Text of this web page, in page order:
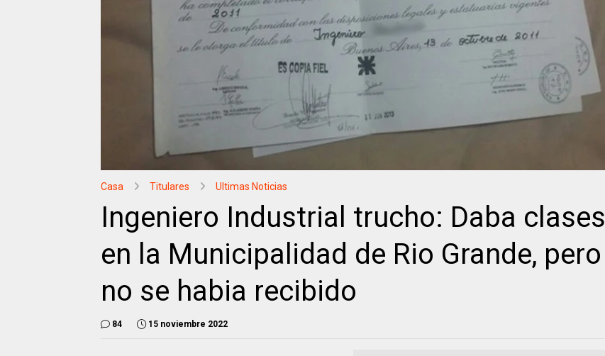
Casa Titulares Ultimas Noticias
Ingeniero Industrial trucho: Daba clases
en la Municipalidad de Rio Grande, pero
no se habia recibido
84 15 noviembre 2022